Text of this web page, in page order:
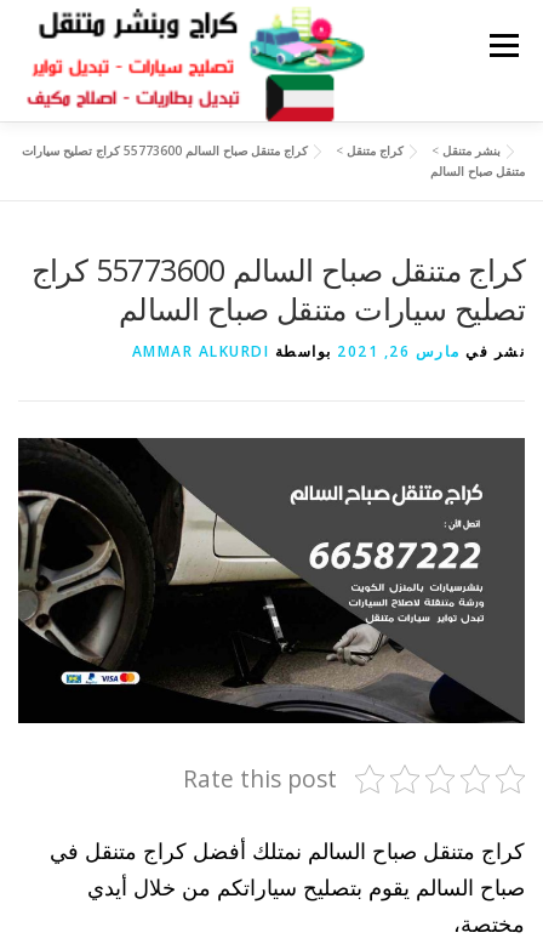
القائمة
كراج متنقل
بنشر متنقل سكراب قطع غيار
بنشر متنقل > كراج متنقل >
كراج متنقل صباح السالم 55773600 كراج تصليح سيارات
متنقل صباح السالم
كراج متنقل صباح السالم 55773600 كراج
تصليح سيارات متنقل صباح السالم
نشر في مارس 26, 2021 بواسطة AMMAR ALKURDI
Rate this post
كراج متنقل صباح السالم نمتلك أفضل كراج متنقل في
صباح السالم يقوم بتصليح سياراتكم من خلال أيدي
مختصة،